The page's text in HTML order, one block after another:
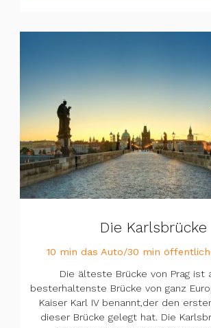
Die Karlsbrücke
10 min das Auto/30 min
Die älteste Brücke von Prag ist
besterhaltenste Brücke von ganz
Kaiser Karl IV benannt,der den
dieser Brücke gelegt hat. Die